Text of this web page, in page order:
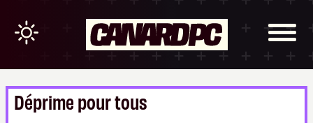
Déprime pour tous